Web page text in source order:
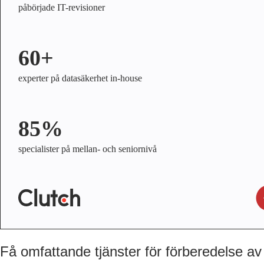
påbörjade IT-revisioner
60+
experter på datasäkerhet in-house
85%
specialister på mellan- och seniornivå
Få omfattande tjänster för förberedelse